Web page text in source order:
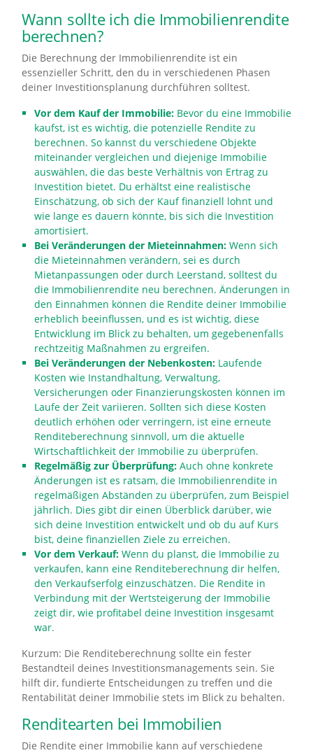
Wann sollte ich die Immobilienrendite
berechnen?
Die Berechnung der Immobilienrendite ist ein
essenzieller Schritt, den du in verschiedenen Phasen
deiner Investitionsplanung durchführen solltest.
Vor dem Kauf der Immobilie: Bevor du eine Immobilie
kaufst, ist es wichtig, die potenzielle Rendite zu
berechnen. So kannst du verschiedene Objekte
miteinander vergleichen und diejenige Immobilie
auswählen, die das beste Verhältnis von Ertrag zu
Investition bietet. Du erhältst eine realistische
Einschätzung, ob sich der Kauf finanziell lohnt und
wie lange es dauern könnte, bis sich die Investition
amortisiert.
Bei Veränderungen der Mieteinnahmen: Wenn sich
die Mieteinnahmen verändern, sei es durch
Mietanpassungen oder durch Leerstand, solltest du
die Immobilienrendite neu berechnen. Änderungen in
den Einnahmen können die Rendite deiner Immobilie
erheblich beeinflussen, und es ist wichtig, diese
Entwicklung im Blick zu behalten, um gegebenenfalls
rechtzeitig Maßnahmen zu ergreifen.
Bei Veränderungen der Nebenkosten: Laufende
Kosten wie Instandhaltung, Verwaltung,
Versicherungen oder Finanzierungskosten können im
Laufe der Zeit variieren. Sollten sich diese Kosten
deutlich erhöhen oder verringern, ist eine erneute
Renditeberechnung sinnvoll, um die aktuelle
Wirtschaftlichkeit der Immobilie zu überprüfen.
Regelmäßig zur Überprüfung: Auch ohne konkrete
Änderungen ist es ratsam, die Immobilienrendite in
regelmäßigen Abständen zu überprüfen, zum Beispiel
jährlich. Dies gibt dir einen Überblick darüber, wie
sich deine Investition entwickelt und ob du auf Kurs
bist, deine finanziellen Ziele zu erreichen.
Vor dem Verkauf: Wenn du planst, die Immobilie zu
verkaufen, kann eine Renditeberechnung dir helfen,
den Verkaufserfolg einzuschätzen. Die Rendite in
Verbindung mit der Wertsteigerung der Immobilie
zeigt dir, wie profitabel deine Investition insgesamt
war.
Kurzum: Die Renditeberechnung sollte ein fester
Bestandteil deines Investitionsmanagements sein. Sie
hilft dir, fundierte Entscheidungen zu treffen und die
Rentabilität deiner Immobilie stets im Blick zu behalten.
Renditearten bei Immobilien
Die Rendite einer Immobilie kann auf verschiedene